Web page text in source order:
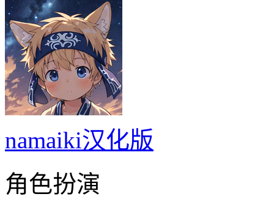
namaiki汉化版
角色扮演